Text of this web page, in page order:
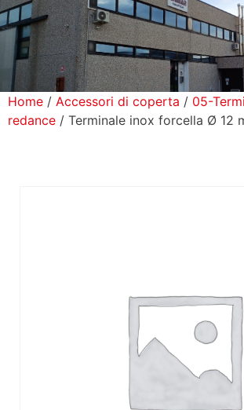
Prodotti
Home / Accessori di coperta / 05-
redance / Terminale inox forcella Ø 12